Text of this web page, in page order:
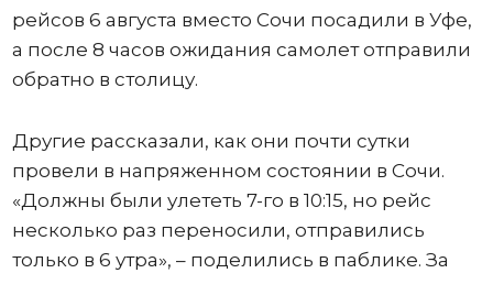
рейсов 6 августа вместо Сочи посадили в Уфе,
а после 8 часов ожидания самолет отправили
обратно в столицу.
Другие рассказали, как они почти сутки
провели в напряженном состоянии в Сочи.
«Должны были улететь 7-го в 10:15, но рейс
несколько раз переносили, отправились
только в 6 утра», – поделились в паблике. За